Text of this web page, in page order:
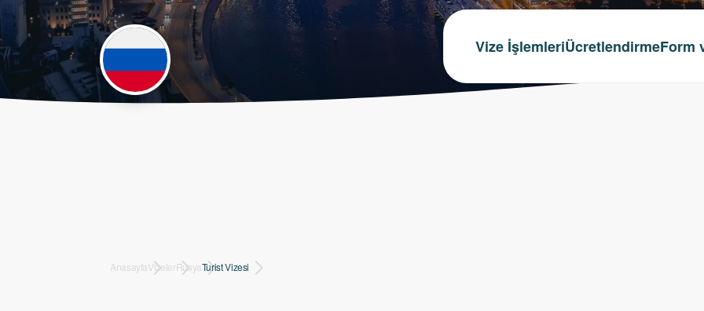
Vize İşlemleriÜcretlendirmeForm
AnasayfaVizelerRusyaTurist Vizesi